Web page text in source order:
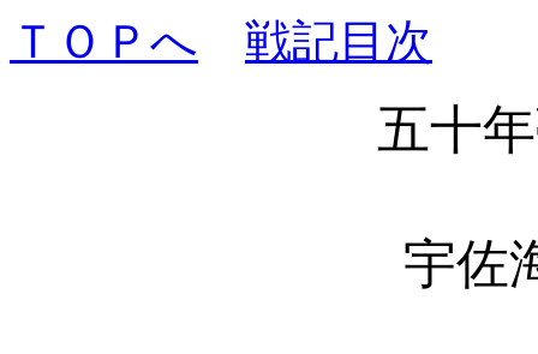
ＴＯＰへ 戦記目次
五十
宇佐